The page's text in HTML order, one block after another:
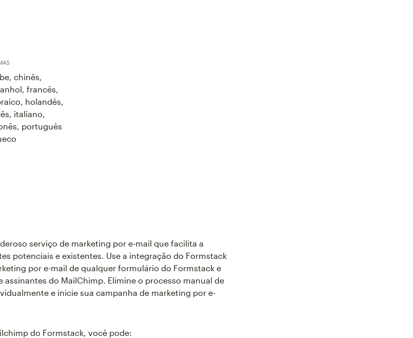
chinês,
francês,
holandês,
italiano,
português
serviço de marketing por e-mail que facilita a
potenciais e existentes. Use a integração do Formstack
por e-mail de qualquer formulário do Formstack e
assinantes do MailChimp. Elimine o processo manual de
e inicie sua campanha de marketing por e-
do Formstack, você pode: